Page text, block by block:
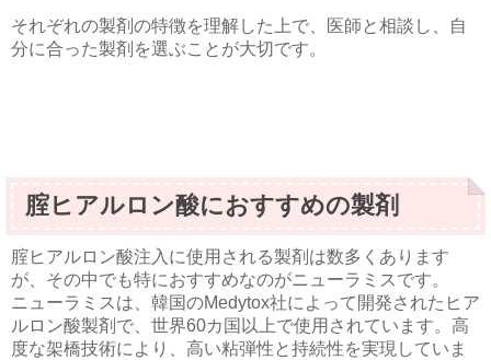
それぞれの製剤の特徴を理解した上で、医師と相談し、自
分に合った製剤を選ぶことが大切です。
腟ヒアルロン酸におすすめの製剤
腟ヒアルロン酸注入に使用される製剤は数多くあります
が、その中でも特におすすめなのがニューラミスです。
ニューラミスは、韓国のMedytox社によって開発されたヒア
ルロン酸製剤で、世界60カ国以上で使用されています。高
度な架橋技術により、高い粘弾性と持続性を実現していま